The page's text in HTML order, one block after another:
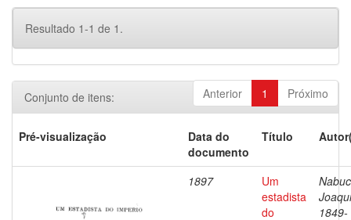
Resultado 1-1 de 1.
Anterior 1 Próximo
Conjunto de itens:
Pré-visualização
Data do
documento
Título
1897
Um
estadista
do
1849-